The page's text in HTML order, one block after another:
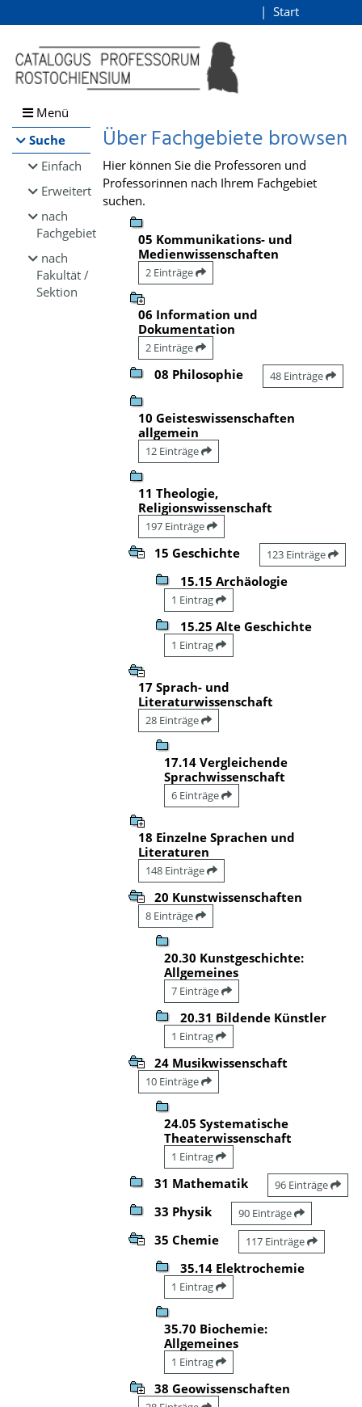
Browsen
direkt zum Inhalt
Start
Menü
Suche
Einfach
Erweitert
nach
Fachgebiet
nach
Fakultät /
Sektion
Über Fachgebiete browsen
Hier können Sie die Professoren und
Professorinnen nach Ihrem Fachgebiet
suchen.
05 Kommunikations- und
Medienwissenschaften
2 Einträge
06 Information und
Dokumentation
2 Einträge
08 Philosophie 48 Einträge
10 Geisteswissenschaften
allgemein
12 Einträge
11 Theologie,
Religionswissenschaft
197 Einträge
15 Geschichte 123 Einträge
15.15 Archäologie
1 Eintrag
15.25 Alte Geschichte
1 Eintrag
17 Sprach- und
Literaturwissenschaft
28 Einträge
17.14 Vergleichende
Sprachwissenschaft
6 Einträge
18 Einzelne Sprachen und
Literaturen
148 Einträge
20 Kunstwissenschaften
8 Einträge
20.30 Kunstgeschichte:
Allgemeines
7 Einträge
20.31 Bildende Künstler
1 Eintrag
24 Musikwissenschaft
10 Einträge
24.05 Systematische
Theaterwissenschaft
1 Eintrag
31 Mathematik 96 Einträge
33 Physik 90 Einträge
35 Chemie 117 Einträge
35.14 Elektrochemie
1 Eintrag
35.70 Biochemie:
Allgemeines
1 Eintrag
38 Geowissenschaften